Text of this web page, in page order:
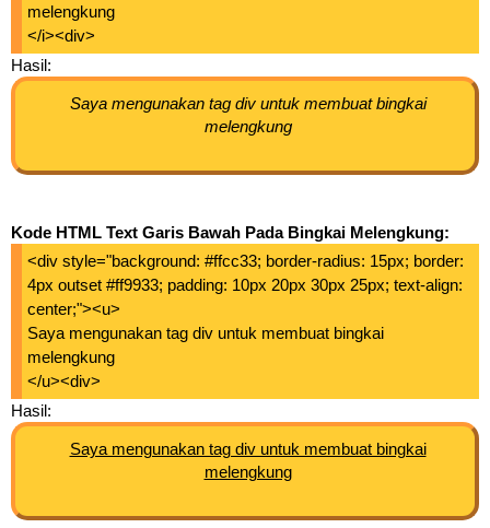
melengkung
</i><div>
Hasil:
Saya mengunakan tag div untuk membuat bingkai
melengkung
Kode HTML Text Garis Bawah Pada Bingkai Melengkung:
<div style="background: #ffcc33; border-radius: 15px; border:
4px outset #ff9933; padding: 10px 20px 30px 25px; text-align:
center;"><u>
Saya mengunakan tag div untuk membuat bingkai
melengkung
</u><div>
Hasil:
Saya mengunakan tag div untuk membuat bingkai
melengkung